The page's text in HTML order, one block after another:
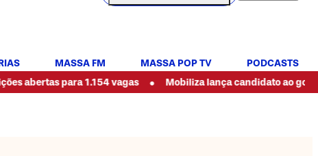
MASSA FM MASSA POP TV
PODCASTS
para 1.154 vagas • Mobiliza lança candidato ao governo do